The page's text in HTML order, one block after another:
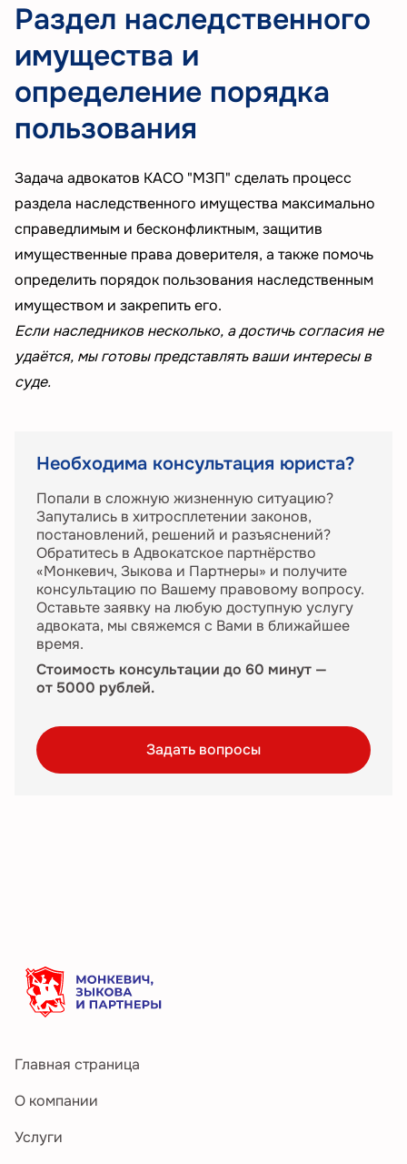
Раздел наследственного
имущества и
определение порядка
пользования
Задача адвокатов КАСО "МЗП" сделать процесс
раздела наследственного имущества максимально
справедлимым и бесконфликтным, защитив
имущественные права доверителя, а также помочь
определить порядок пользования наследственным
имуществом и закрепить его.
Если наследников несколько, а достичь согласия не
удаётся, мы готовы представлять ваши интересы в
суде.
Необходима консультация юриста?
Попали в сложную жизненную ситуацию?
Запутались в хитросплетении законов,
постановлений, решений и разъяснений?
Обратитесь в Адвокатское партнёрство
«Монкевич, Зыкова и Партнеры» и получите
консультацию по Вашему правовому вопросу.
Оставьте заявку на любую доступную услугу
адвоката, мы свяжемся с Вами в ближайшее
время.
Стоимость консультации до 60 минут —
от 5000 рублей.
Задать вопросы
Главная страница
О компании
Услуги